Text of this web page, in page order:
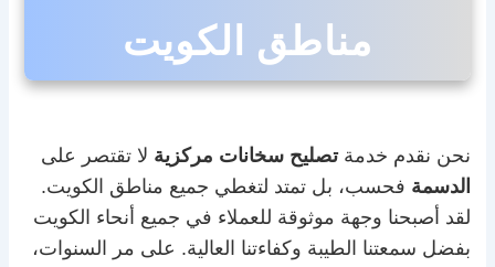
مناطق الكويت
نحن نقدم خدمةتصليح سخانات مركزية لا تقتصر على
الدسمة فحسب، بل تمتد لتغطي جميع مناطق الكويت.
لقد أصبحنا وجهة موثوقة للعملاء في جميع أنحاء الكويت
بفضل سمعتنا الطيبة وكفاءتنا العالية. على مر السنوات،